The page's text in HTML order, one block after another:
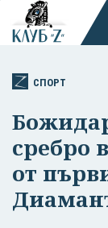
СПОРТ
сребро
от